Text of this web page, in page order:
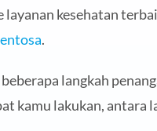
layanan kesehatan
.
langkah
kamu lakukan, antara